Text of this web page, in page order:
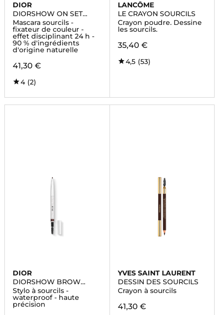
DIOR
DIORSHOW ON SET
BROW
Mascara sourcils -
fixateur de couleur -
effet disciplinant 24 h -
90 % d'ingrédients
d'origine naturelle
41,30 €
4 (2)
LANCÔME
LE CRAYON SOURCILS
Crayon poudre. Dessine
les sourcils.
35,40 €
4,5 (53)
DIOR
DIORSHOW BROW
STYLER
Stylo à sourcils -
waterproof - haute
précision
YVES SAINT LAURENT
DESSIN DES SOURCILS
Crayon à sourcils
41,30 €